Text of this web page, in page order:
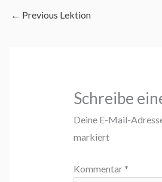
← Previous Lektion
Schreibe
Deine E-Mail-
markiert
Kommentar *